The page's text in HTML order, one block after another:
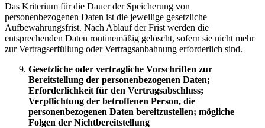
Das Kriterium für die Dauer der Speicherung von
personenbezogenen Daten ist die jeweilige gesetzliche
Aufbewahrungsfrist. Nach Ablauf der Frist werden die
entsprechenden Daten routinemäßig gelöscht, sofern sie nicht mehr
zur Vertragserfüllung oder Vertragsanbahnung erforderlich sind.
Gesetzliche oder vertragliche Vorschriften zur
Bereitstellung der personenbezogenen Daten;
Erforderlichkeit für den Vertragsabschluss;
Verpflichtung der betroffenen Person, die
personenbezogenen Daten bereitzustellen; mögliche
Folgen der Nichtbereitstellung